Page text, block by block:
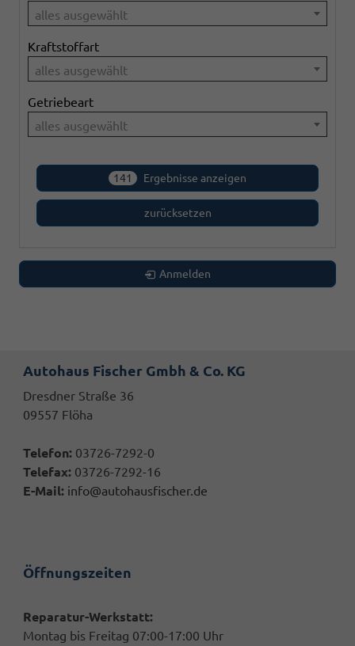
alles ausgewählt
Kraftstoffart
alles ausgewählt
Getriebeart
alles ausgewählt
141 Ergebnisse anzeigen
zurücksetzen
Anmelden
Autohaus Fischer Gmbh & Co. KG
Dresdner Straße 36
09557 Flöha
Telefon: 03726-7292-0
Telefax: 03726-7292-16
E-Mail: info@autohausfischer.de
Öffnungszeiten
Reparatur-Werkstatt:
Montag bis Freitag 07:00-17:00 Uhr